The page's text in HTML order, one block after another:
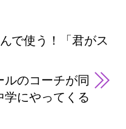
で使う！「君がス
ルのコーチが同
学にやってくる